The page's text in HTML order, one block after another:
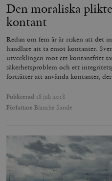
Den moraliska
kontant
Redan om fem år är risken att det
handlare att ta emot kontanter.
utvecklingen mot ett kontantfritt
säkerhetsproblem och ett
fortsätter att använda kontanter,
Publicerad 18 juli 2018
Författare Blanche Sande